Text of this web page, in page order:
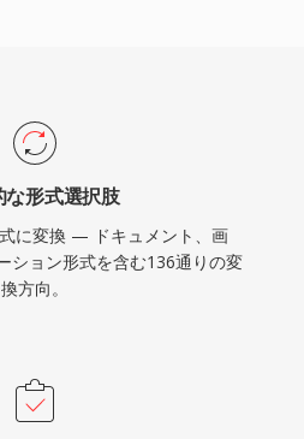
な形式選択肢
に変換 — ドキュメント、画
ション形式を含む136通りの変
換方向。